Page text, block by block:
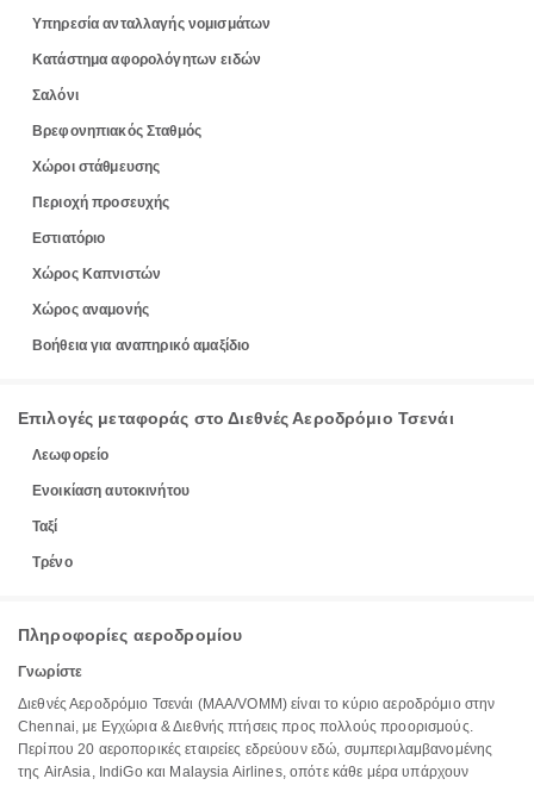
Υπηρεσία ανταλλαγής νομισμάτων
Κατάστημα αφορολόγητων ειδών
Σαλόνι
Βρεφονηπιακός Σταθμός
Χώροι στάθμευσης
Περιοχή προσευχής
Εστιατόριο
Χώρος Καπνιστών
Χώρος αναμονής
Βοήθεια για αναπηρικό αμαξίδιο
Επιλογές μεταφοράς στο Διεθνές Αεροδρόμιο Τσενάι
Λεωφορείο
Ενοικίαση αυτοκινήτου
Ταξί
Τρένο
Πληροφορίες αεροδρομίου
Γνωρίστε
Διεθνές Αεροδρόμιο Τσενάι (MAA/VOMM) είναι το κύριο αεροδρόμιο στην
Chennai, με Εγχώρια & Διεθνής πτήσεις προς πολλούς προορισμούς.
Περίπου 20 αεροπορικές εταιρείες εδρεύουν εδώ, συμπεριλαμβανομένης
της AirAsia, IndiGo και Malaysia Airlines, οπότε κάθε μέρα υπάρχουν